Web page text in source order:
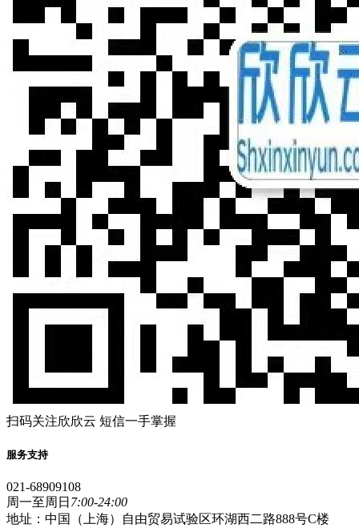
扫码关注欣欣云 短信一手掌握
服务支持
021-68909108
周一至周日 7:00-24:00
地址：中国（上海）自由贸易试验区环湖西二路888号C楼